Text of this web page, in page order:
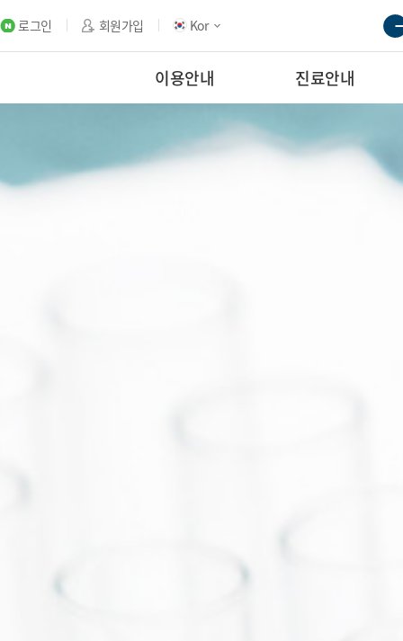
로그인 회원가입 Kor
이용안내 진료안내